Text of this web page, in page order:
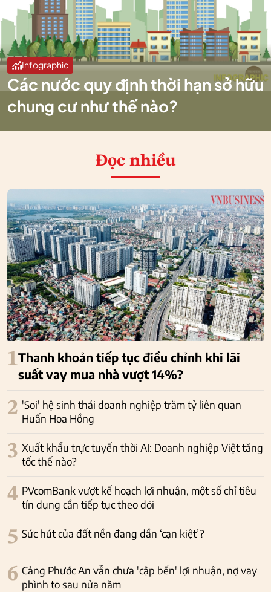
Infographic
Các nước quy định thời hạn sở hữu
chung cư như thế nào?
Đọc nhiều
1Thanh khoản tiếp tục điều chỉnh khi lãi
suất vay mua nhà vượt 14%?
2 'Soi' hệ sinh thái doanh nghiệp trăm tỷ liên quan
Huấn Hoa Hồng
3 Xuất khẩu trực tuyến thời AI: Doanh nghiệp Việt tăng
tốc thế nào?
4 PVcomBank vượt kế hoạch lợi nhuận, một số chỉ tiêu
tín dụng cần tiếp tục theo dõi
5 Sức hút của đất nền đang dần ‘cạn kiệt’?
6 Cảng Phước An vẫn chưa 'cập bến' lợi nhuận, nợ vay
phình to sau nửa năm